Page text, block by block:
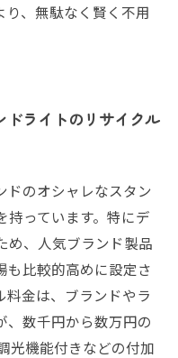
、無駄なく賢く不用
ライトのリサイクル
ドのオシャレなスタン
持っています。特にデ
め、人気ブランド製品
も比較的高めに設定さ
料金は、ブランドやラ
、数千円から数万円の
光機能付きなどの付加